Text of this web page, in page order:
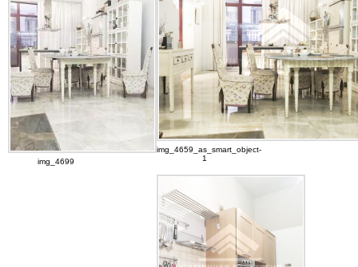
img_4699
img_4659_as_smart_object-
1